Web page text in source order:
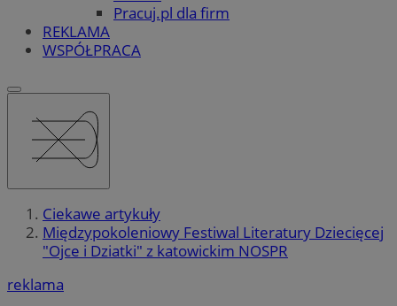
Pracuj.pl dla firm
REKLAMA
WSPÓŁPRACA
Ciekawe artykuły
Międzypokoleniowy Festiwal Literatury Dziecięcej
"Ojce i Dziatki" z katowickim NOSPR
reklama